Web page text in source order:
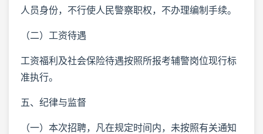
人员身份，不行使人民警察职权，不办理编制手续。
（二）工资待遇
工资福利及社会保险待遇按照所报考辅警岗位现行标
准执行。
五、纪律与监督
（一）本次招聘，凡在规定时间内，未按照有关通知